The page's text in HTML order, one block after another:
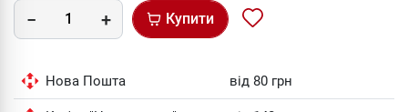
Купити
Нова Пошта від 80 грн